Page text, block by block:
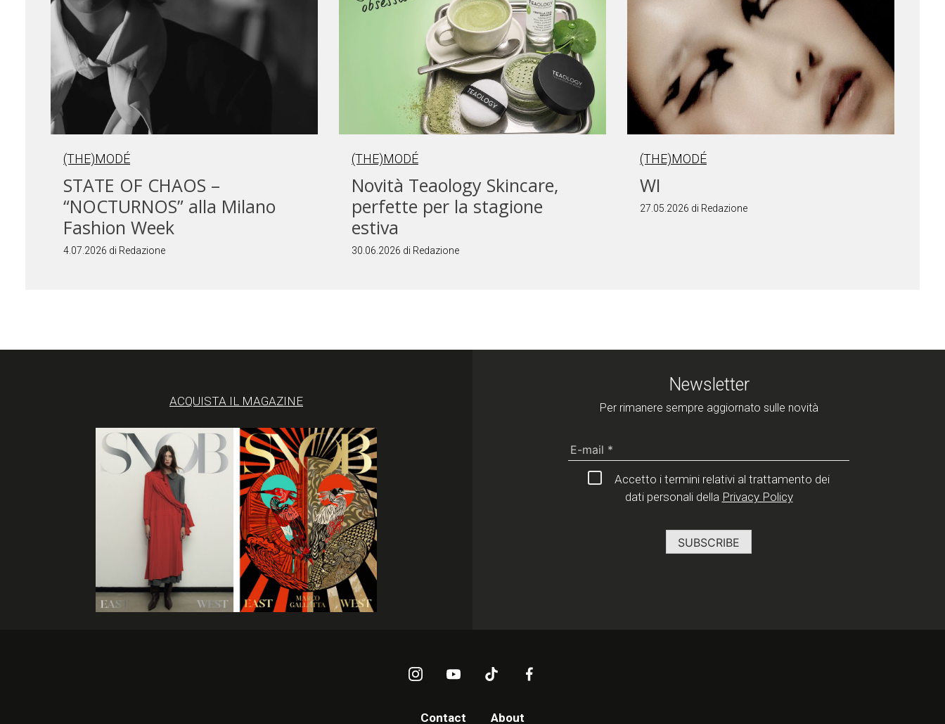
(THE)MODÉ
STATE OF CHAOS –
“NOCTURNOS” alla Milano
Fashion Week
4.07.2026 di Redazione
(THE)MODÉ
Novità Teaology Skincare,
perfette per la stagione
estiva
30.06.2026 di Redazione
(THE)MODÉ
WI
27.05.2026 di Redazione
ACQUISTA IL MAGAZINE
Newsletter
Per rimanere sempre aggiornato sulle novità
Accetto i termini relativi al trattamento dei
dati personali della Privacy Policy
Contact About